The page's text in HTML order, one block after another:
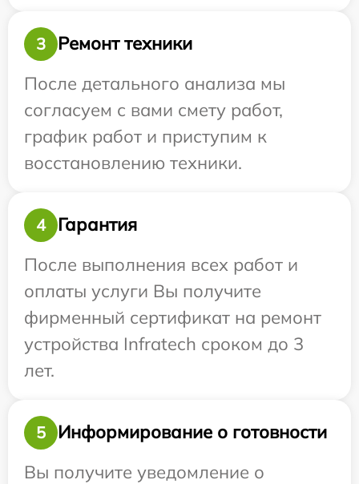
3
Ремонт техники
После детального анализа мы
согласуем с вами смету работ,
график работ и приступим к
восстановлению техники.
4
Гарантия
После выполнения всех работ и
оплаты услуги Вы получите
фирменный сертификат на ремонт
устройства Infratech сроком до 3
лет.
5
Информирование о готовности
Вы получите уведомление о